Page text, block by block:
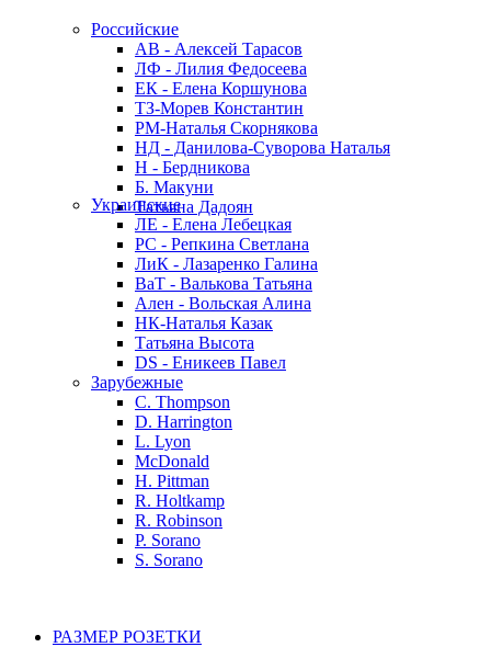
Российские
АВ - Алексей Тарасов
ЛФ - Лилия Федосеева
ЕК - Елена Коршунова
ТЗ-Морев Константин
РМ-Наталья Скорнякова
НД - Данилова-Суворова Наталья
Н - Бердникова
Б. Макуни
Татьяна Дадоян
Украинские
ЛЕ - Елена Лебецкая
РС - Репкина Светлана
ЛиК - Лазаренко Галина
ВаТ - Валькова Татьяна
Ален - Вольская Алина
НК-Наталья Казак
Татьяна Высота
DS - Еникеев Павел
Зарубежные
C. Thompson
D. Harrington
L. Lyon
McDonald
H. Pittman
R. Holtkamp
R. Robinson
P. Sorano
S. Sorano
РАЗМЕР РОЗЕТКИ